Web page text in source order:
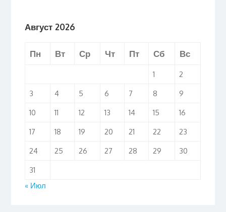
Август 2026
Пн Вт Ср Чт Пт Сб Вс
1
2
3
4 5 6 7 8
9
10
11 12 13 14 15
16
17
18 19 20 21 22
23
24
25 26 27 28 29
30
31
« Июл